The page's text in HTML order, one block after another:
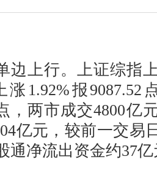
上行。上证综指上
1.92%报9087.52
，两市成交4800亿
亿元，较前一交易
通净流出资金约37